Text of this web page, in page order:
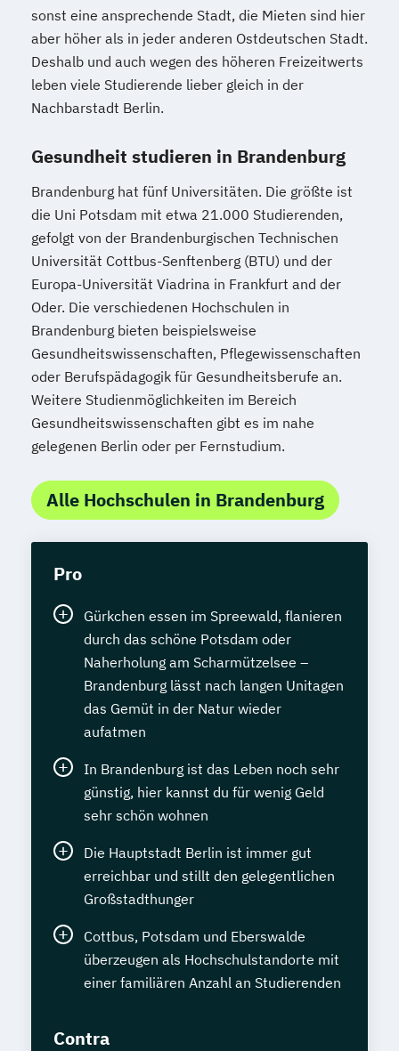
sonst eine ansprechende Stadt, die Mieten sind hier
aber höher als in jeder anderen Ostdeutschen Stadt.
Deshalb und auch wegen des höheren Freizeitwerts
leben viele Studierende lieber gleich in der
Nachbarstadt Berlin.
Gesundheit studieren in Brandenburg
Brandenburg hat fünf Universitäten. Die größte ist
die Uni Potsdam mit etwa 21.000 Studierenden,
gefolgt von der Brandenburgischen Technischen
Universität Cottbus-Senftenberg (BTU) und der
Europa-Universität Viadrina in Frankfurt and der
Oder. Die verschiedenen Hochschulen in
Brandenburg bieten beispielsweise
Gesundheitswissenschaften, Pflegewissenschaften
oder Berufspädagogik für Gesundheitsberufe an.
Weitere Studienmöglichkeiten im Bereich
Gesundheitswissenschaften gibt es im nahe
gelegenen Berlin oder per Fernstudium.
Alle Hochschulen in Brandenburg
Pro
Gürkchen essen im Spreewald, flanieren
durch das schöne Potsdam oder
Naherholung am Scharmützelsee –
Brandenburg lässt nach langen Unitagen
das Gemüt in der Natur wieder
aufatmen
In Brandenburg ist das Leben noch sehr
günstig, hier kannst du für wenig Geld
sehr schön wohnen
Die Hauptstadt Berlin ist immer gut
erreichbar und stillt den gelegentlichen
Großstadthunger
Cottbus, Potsdam und Eberswalde
überzeugen als Hochschulstandorte mit
einer familiären Anzahl an Studierenden
Contra